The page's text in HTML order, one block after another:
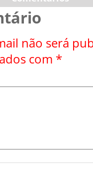
não será
com *